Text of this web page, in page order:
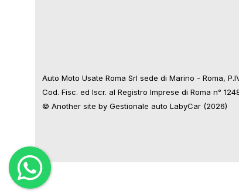
Auto Moto Usate Roma Srl sede di Marino - Roma,
Cod. Fisc. ed Iscr. al Registro Imprese di Roma n°
© Another site by Gestionale auto LabyCar (2026)